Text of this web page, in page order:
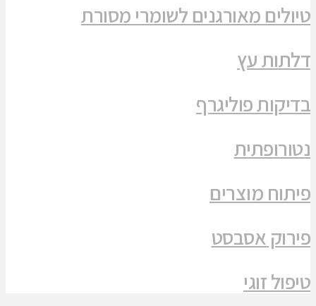
טיולים מאורגנים לשומרי מסורת
דלתות עץ
בדיקות פוליגרף
נטורופתית
פיתוח מוצרים
פירוק אסבסט
טיפול זוגי